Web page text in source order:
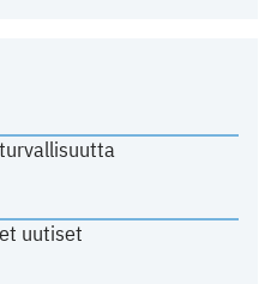
uutiset